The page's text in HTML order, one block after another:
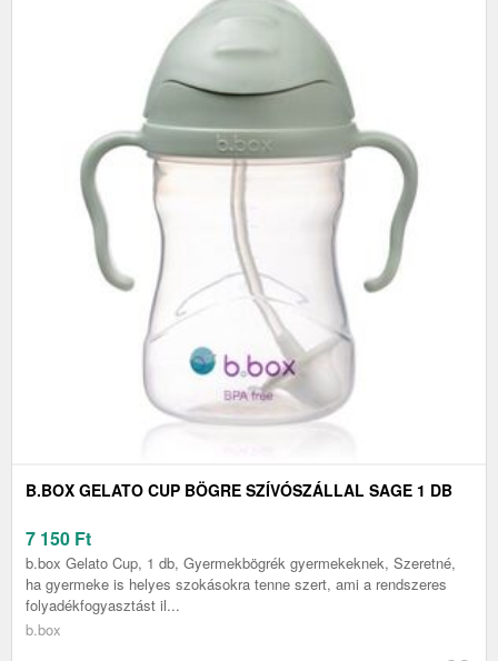
B.BOX GELATO CUP BÖGRE SZÍVÓSZÁLLAL SAGE 1 DB
7 150 Ft
b.box Gelato Cup, 1 db, Gyermekbögrék gyermekeknek, Szeretné,
ha gyermeke is helyes szokásokra tenne szert, ami a rendszeres
folyadékfogyasztást il...
b.box